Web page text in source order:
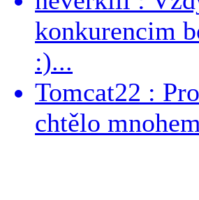
konkurencim
:)...
Tomcat22 :
chtělo